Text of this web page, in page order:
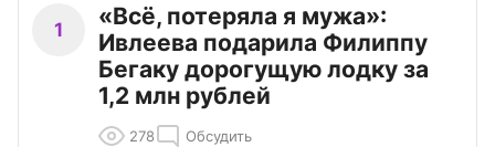
1
«Всё, потеряла я мужа»:
Ивлеева подарила Филиппу
Бегаку дорогущую лодку за
1,2 млн рублей
278 Обсудить